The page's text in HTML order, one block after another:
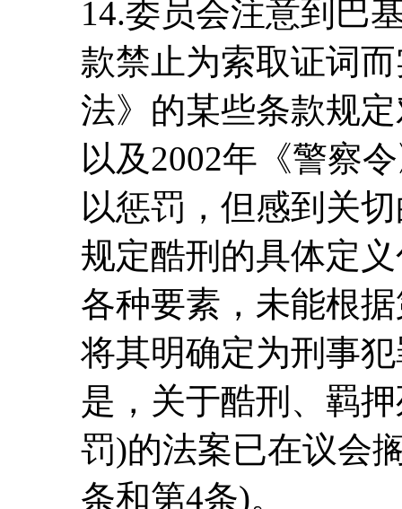
14.委员会注意到巴
款禁止为索取证词
法》的某些条款规
以及2002年《警察
以惩罚，但感到关
规定酷刑的具体定
各种要素，未能根
将其明确定为刑事
是，关于酷刑、羁
罚)的法案已在议会
条和第4条)。